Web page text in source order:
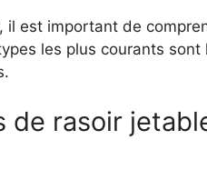
il est important de
les plus courants sont
de rasoir